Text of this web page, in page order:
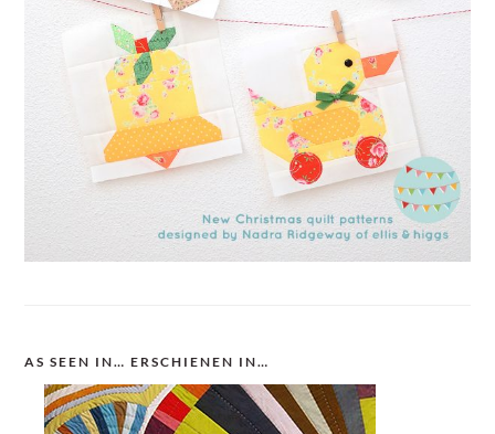
AS SEEN IN… ERSCHIENEN IN…